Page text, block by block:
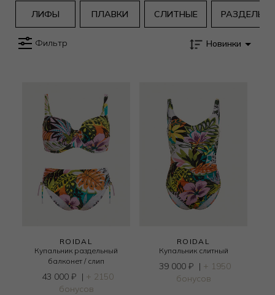
ЛИФЫ ПЛАВКИ СЛИТНЫЕ
Фильтр Новинки
ROIDAL
Купальник раздельный
балконет / слип
43 000 ₽ | + 2150
бонусов
ROIDAL
Купальник слитный
39 000 ₽ | + 1950
бонусов